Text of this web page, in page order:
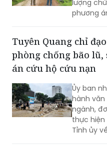
Mưa lớn
Quảng
lượng
phương
dân
Tuyên Quang chỉ
phòng chống bão
án cứu hộ cứu nạn
Ủy ban
hành